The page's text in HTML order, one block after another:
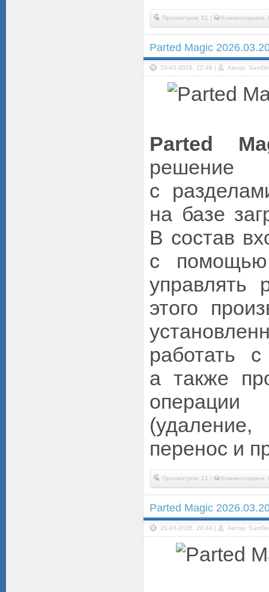
Просмотров: 51 | Комментариев:
Parted Magic
29-03-2026, 22:48 | Автор:
Parted
с
на базе
В состав
с
управлять
этого
работать
а также
(удаление,
перенос и
Просмотров: 21 | Комментариев:
Parted Magic
20-03-2026, 20:48 | Автор: